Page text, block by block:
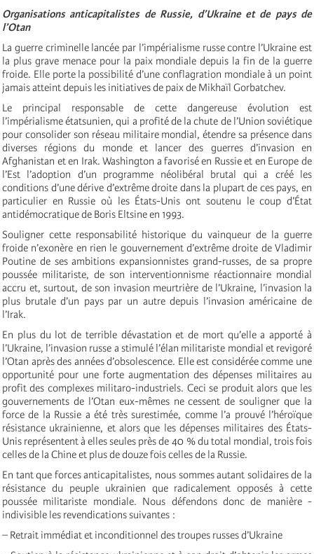
Organisations anticapitalistes de Russie, d’Ukraine et de pays de
l’Otan
La guerre criminelle lancée par l’impérialisme russe contre l’Ukraine est
la plus grave menace pour la paix mondiale depuis la fin de la guerre
froide. Elle porte la possibilité d’une conflagration mondiale à un point
jamais atteint depuis les initiatives de paix de Mikhaïl Gorbatchev.
Le principal responsable de cette dangereuse évolution est
l’impérialisme étatsunien, qui a profité de la chute de l’Union soviétique
pour consolider son réseau militaire mondial, étendre sa présence dans
diverses régions du monde et lancer des guerres d’invasion en
Afghanistan et en Irak. Washington a favorisé en Russie et en Europe de
l’Est l’adoption d’un programme néolibéral brutal qui a créé les
conditions d’une dérive d’extrême droite dans la plupart de ces pays, en
particulier en Russie où les États-Unis ont soutenu le coup d’État
antidémocratique de Boris Eltsine en 1993.
Souligner cette responsabilité historique du vainqueur de la guerre
froide n’exonère en rien le gouvernement d’extrême droite de Vladimir
Poutine de ses ambitions expansionnistes grand-russes, de sa propre
poussée militariste, de son interventionnisme réactionnaire mondial
accru et, surtout, de son invasion meurtrière de l’Ukraine, l’invasion la
plus brutale d’un pays par un autre depuis l’invasion américaine de
l’Irak.
En plus du lot de terrible dévastation et de mort qu’elle a apporté à
l’Ukraine, l’invasion russe a stimulé l’élan militariste mondial et revigoré
l’Otan après des années d’obsolescence. Elle est considérée comme une
opportunité pour une forte augmentation des dépenses militaires au
profit des complexes militaro-industriels. Ceci se produit alors que les
gouvernements de l’Otan eux-mêmes ne cessent de souligner que la
force de la Russie a été très surestimée, comme l’a prouvé l’héroïque
résistance ukrainienne, et alors que les dépenses militaires des États-
Unis représentent à elles seules près de 40 % du total mondial, trois fois
celles de la Chine et plus de douze fois celles de la Russie.
En tant que forces anticapitalistes, nous sommes autant solidaires de la
résistance du peuple ukrainien que radicalement opposés à cette
poussée militariste mondiale. Nous défendons donc de manière ­
indivisible les revendications suivantes :
– Retrait immédiat et inconditionnel des troupes russes d’Ukraine